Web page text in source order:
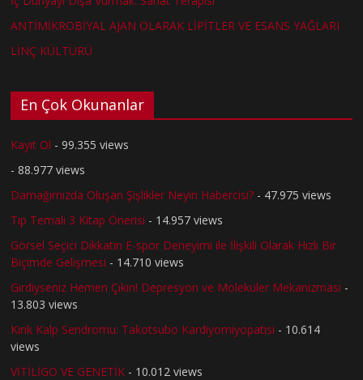
ANTİMİKROBİYAL AJAN OLARAK LİPİTLER VE ESANS YAĞLARI
LİNÇ KÜLTÜRÜ
En Çok Okunanlar
Kayıt Ol - 99.355 views
- 88.977 views
Damağımızda Oluşan Şişlikler Neyin Habercisi? - 47.975 views
Tıp Temalı 3 Kitap Önerisi - 14.957 views
Görsel Seçici Dikkatin E-spor Deneyimi ile İlişkili Olarak Hızlı Bir
Biçimde Gelişmesi - 14.710 views
Girdiyseniz Hemen Çıkın! Depresyon ve Moleküler Mekanizması -
13.803 views
Kırık Kalp Sendromu: Takotsubo Kardiyomiyopatisi - 10.614
views
VİTİLİGO VE GENETİK - 10.012 views